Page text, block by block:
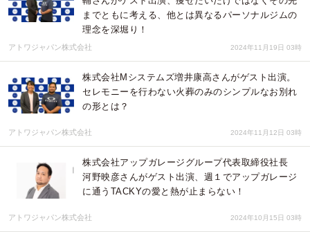
までともに考える、他とは異なるパーソナルジムの
理念を深堀り！
アトワジャパン株式会社 2024年11月19日 03時
株式会社Mシステムズ増井康高さんがゲスト出演。
セレモニーを行わない火葬のみのシンプルなお別れ
の形とは？
アトワジャパン株式会社 2024年11月12日 03時
株式会社アップガレージグループ代表取締役社長
河野映彦さんがゲスト出演、週１でアップガレージ
に通うTACKYの愛と熱が止まらない！
アトワジャパン株式会社 2024年10月15日 03時